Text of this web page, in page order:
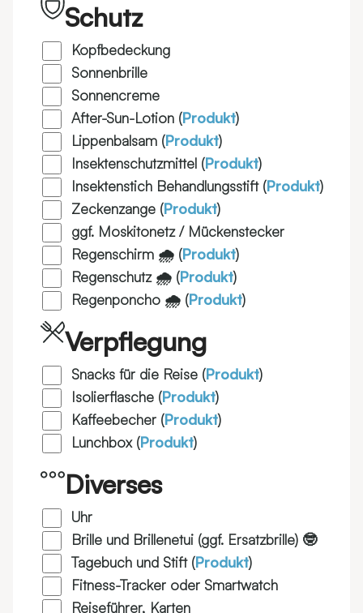
Schutz
Kopfbedeckung
Sonnenbrille
Sonnencreme
After-Sun-Lotion (Produkt)
Lippenbalsam (Produkt)
Insektenschutzmittel (Produkt)
Insektenstich Behandlungsstift (Produkt)
Zeckenzange (Produkt)
ggf. Moskitonetz / Mückenstecker
Regenschirm 🌧️ (Produkt)
Regenschutz 🌧️ (Produkt)
Regenponcho 🌧️ (Produkt)
Verpflegung
Snacks für die Reise (Produkt)
Isolierflasche (Produkt)
Kaffeebecher (Produkt)
Lunchbox (Produkt)
Diverses
Uhr
Brille und Brillenetui (ggf. Ersatzbrille) 🤓
Tagebuch und Stift (Produkt)
Fitness-Tracker oder Smartwatch
Reiseführer, Karten